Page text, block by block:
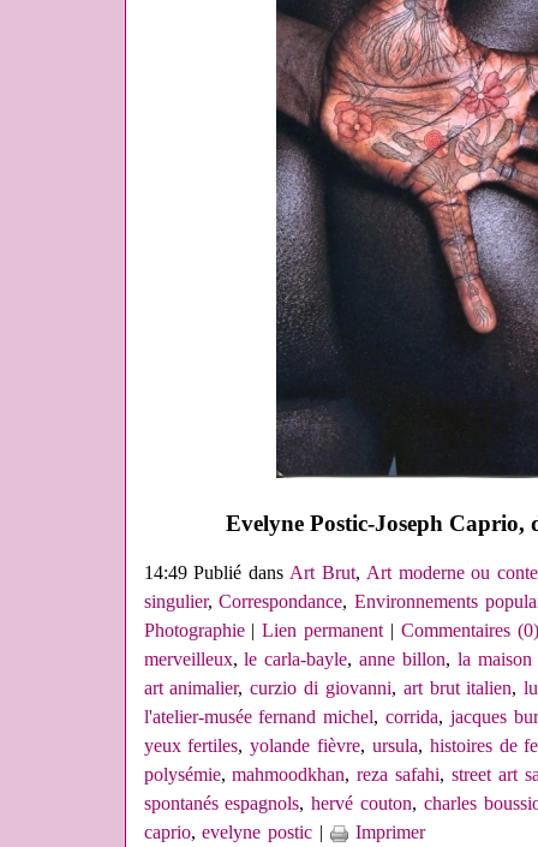
Evelyne Postic-Joseph Caprio,
14:49 Publié dans Art Brut, Art moderne ou
singulier,Correspondance,Environnements
Photographie|Lien permanent | Commentaires (0)
merveilleux,le carla-bayle,anne billon, la maison
art animalier,curzio di giovanni, art brut italien,
l'atelier-musée fernand michel,corrida, jacques
yeux fertiles,yolande fièvre, ursula, histoires de
polysémie,mahmoodkhan,reza safahi, street art
spontanés espagnols,hervé couton, charles
caprio,evelyne postic | Imprimer